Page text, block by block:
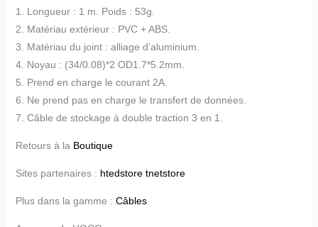
1. Longueur : 1 m. Poids : 53g.
2. Matériau extérieur : PVC + ABS.
3. Matériau du joint : alliage d’aluminium.
4. Noyau : (34/0.08)*2 OD1.7*5.2mm.
5. Prend en charge le courant 2A.
6. Ne prend pas en charge le transfert de données.
7. Câble de stockage à double traction 3 en 1.
Retours à la Boutique
Sites partenaires : htedstore tnetstore
Plus dans la gamme : Câbles